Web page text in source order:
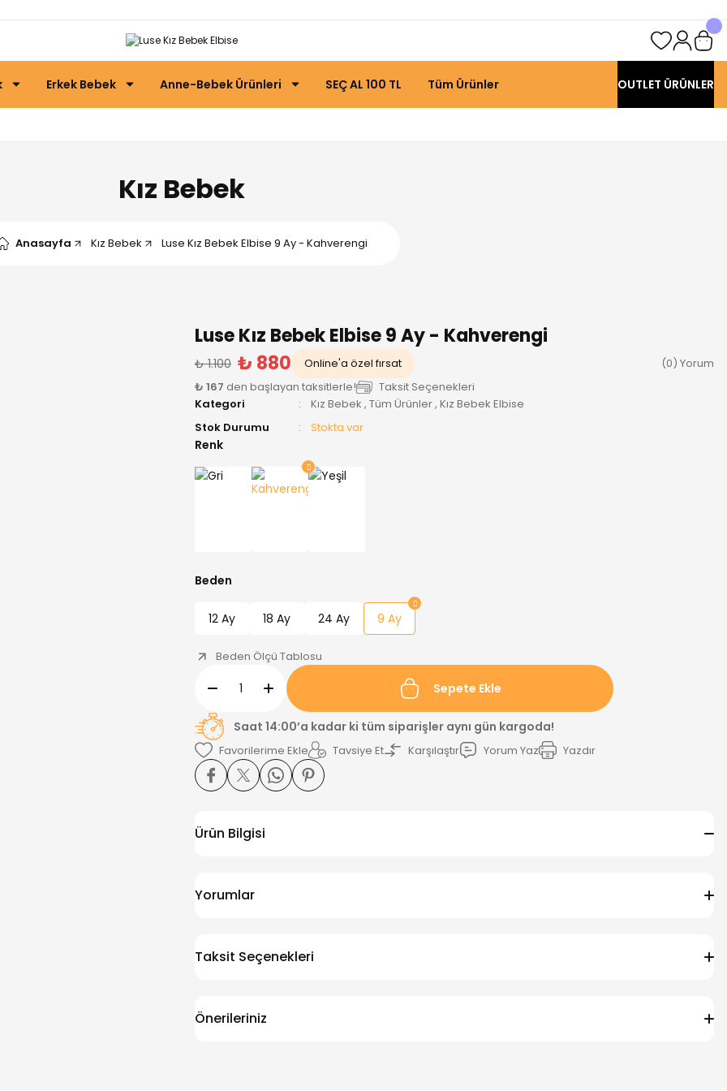
Erkek Bebek Anne-Bebek Ürünleri SEÇ AL 100 TL Tüm Ürünler OUTLET ÜRÜNLER
Kız Bebek
Anasayfa Kız Bebek Luse Kız Bebek Elbise 9 Ay - Kahverengi
Luse Kız Bebek Elbise 9 Ay - Kahverengi
₺ 1.100 ₺ 880 Online'a özel fırsat
(0) Yorum
₺ 167 den başlayan taksitlerle!
Taksit Seçenekleri
Kategori
Kız Bebek , Tüm Ürünler, Kız Bebek Elbise
Stok Durumu
Stokta var
Renk
Beden
12 Ay 18 Ay 24 Ay 9 Ay
Beden Ölçü Tablosu
Sepete Ekle
Saat 14:00’a kadar ki tüm siparişler aynı gün kargoda!
Tavsiye Et Karşılaştır Yorum Yaz Yazdır
Ürün Bilgisi
Yorumlar
Taksit Seçenekleri
Önerileriniz